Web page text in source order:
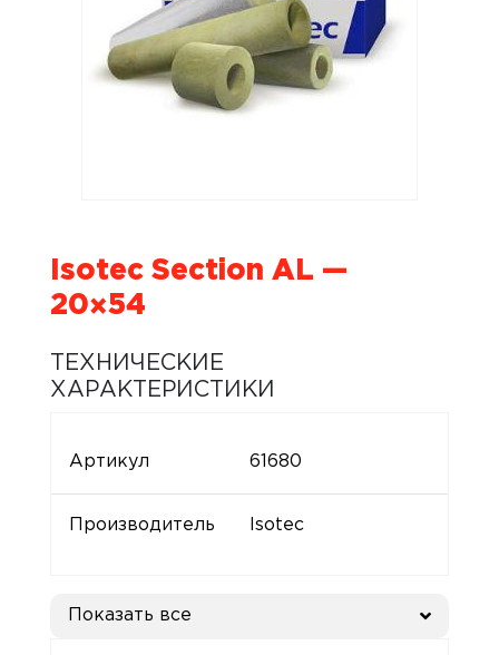
Isotec Section AL —
20×54
ТЕХНИЧЕСКИЕ
ХАРАКТЕРИСТИКИ
Артикул 61680
Производитель Isotec
Показать все